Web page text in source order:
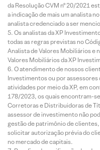
da Resolução CVM nº 20/2021
a indicação de mais um analista
analista credenciado a ser
Os analistas da XP
todas as regras previstas no
Analista de Valores Mobiliários e
Valores Mobiliários da XP
O atendimento de nossos
Investimentos ou por
atividades por meio da XP, em
178/2023, os quais encontram-
Corretoras e Distribuidoras de
assessor de investimento não
gestão de patrimônio de
solicitar autorização prévia do
no mercado de capitais.